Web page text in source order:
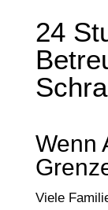
24
Wenn
Viele